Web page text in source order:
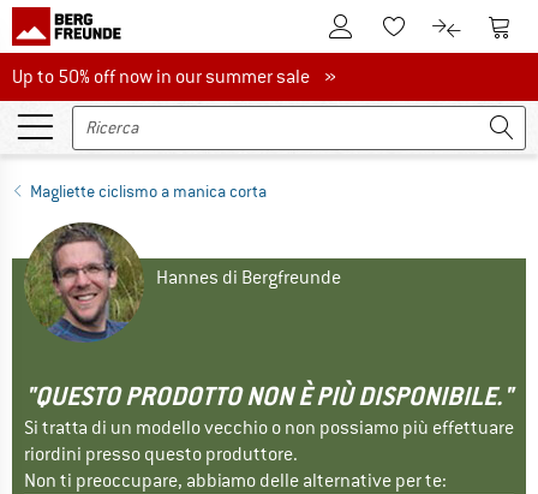
Al conto clienteAlla lista
Al Al
Up to 50% off now in our summer sale
Up to 50% off now in our summer sale »
Magliette ciclismo a manica corta
Hannes di Bergfreunde
"QUESTO PRODOTTO NON È PIÙ DISPONIBILE."
Si tratta di un modello vecchio o non possiamo più effettuare
riordini presso questo produttore.
Non ti preoccupare, abbiamo delle alternative per te: